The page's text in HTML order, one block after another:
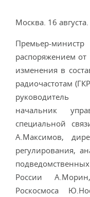
Москва. 16
Премьер-
распоряжением от
изменения в
радиочастотам
руководитель
начальник
специальной
А.Максимов,
регулирования,
России
Роскосмоса